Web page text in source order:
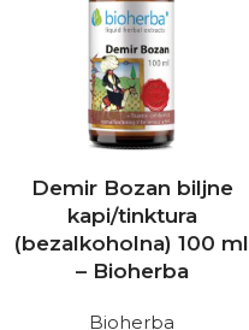
Demir Bozan biljne
kapi/tinktura
(bezalkoholna) 100 ml
– Bioherba
Bioherba